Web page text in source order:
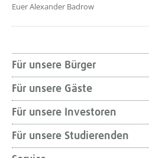
Euer Alexander Badrow
Für unsere Bürger
Für unsere Gäste
Für unsere Investoren
Für unsere Studierenden